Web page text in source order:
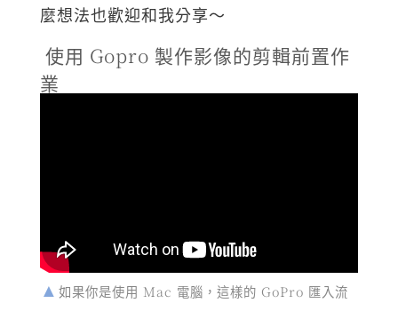
麼想法也歡迎和我分享～
使用 Gopro 製作影像的剪輯前置作
業
如果你是使用 Mac 電腦，這樣的 GoPro 匯入流